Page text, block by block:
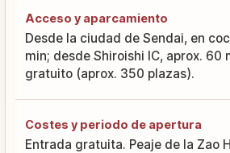
Acceso y aparcamiento
Desde la ciudad de Sendai, en
min; desde Shiroishi IC, aprox. 60
gratuito (aprox. 350 plazas).
Costes y periodo de apertura
Entrada gratuita. Peaje de la Zao